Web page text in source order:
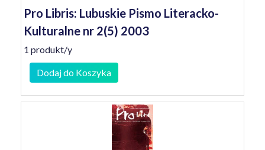
Pro Libris: Lubuskie Pismo Literacko-
Kulturalne nr 2(5) 2003
1 produkt/y
Dodaj do Koszyka